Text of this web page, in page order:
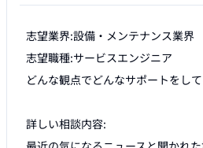
志望業界:設備・メンテナンス業界
志望職種:サービスエンジニア
どんな観点でどんなサポートをし
詳しい相談内容: